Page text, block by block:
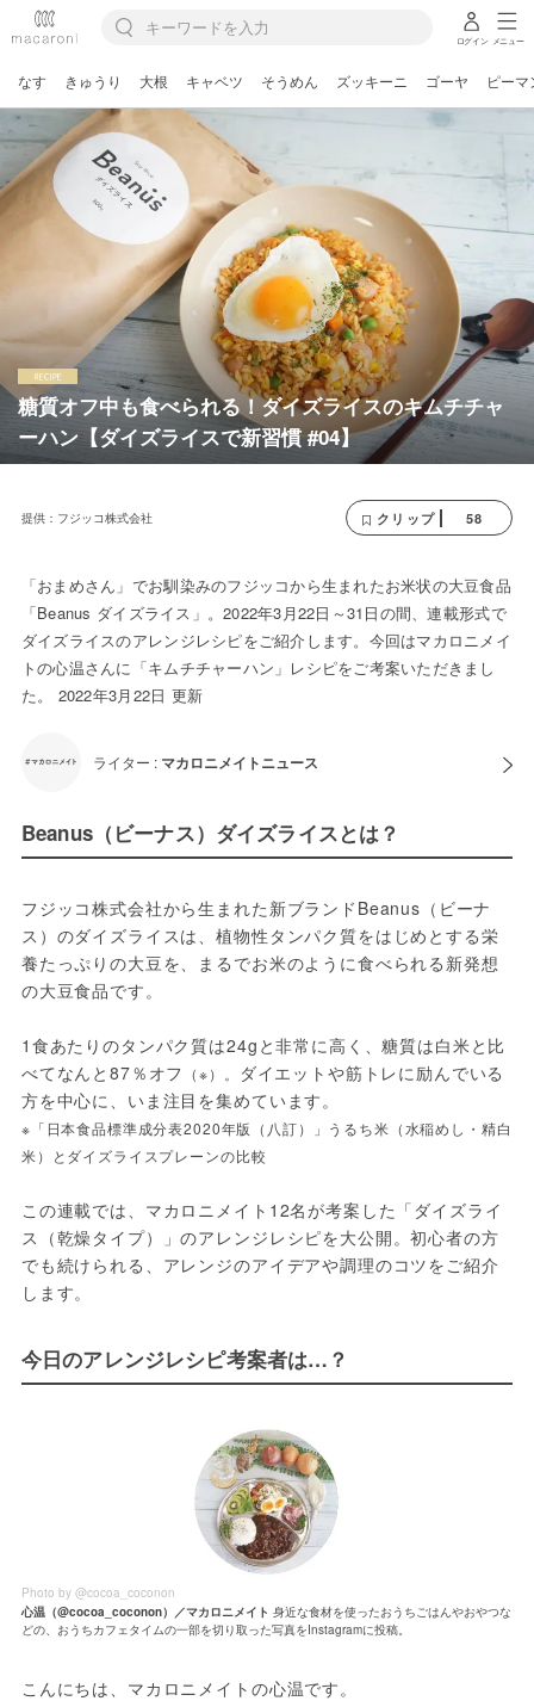
ログイン メニュー
なす きゅうり 大根 キャベツ そうめん ズッキーニ ゴーヤ ピーマ
糖質オフ中も食べられる！ダイズライスのキムチチャ
ーハン【ダイズライスで新習慣 #04】
提供：フジッコ株式会社 クリップ 58
「おまめさん」でお馴染みのフジッコから生まれたお米状の大豆食品
「Beanus ダイズライス」。2022年3月22日～31日の間、連載形式で
ダイズライスのアレンジレシピをご紹介します。今回はマカロニメイ
トの心温さんに「キムチチャーハン」レシピをご考案いただきまし
た。 2022年3月22日 更新
ライター : マカロニメイトニュース
Beanus（ビーナス）ダイズライスとは？
フジッコ株式会社から生まれた新ブランドBeanus（ビーナ
ス）のダイズライスは、植物性タンパク質をはじめとする栄
養たっぷりの⼤⾖を、まるでお⽶のように⾷べられる新発想
の⼤⾖⾷品です。
1⾷あたりのタンパク質は24gと⾮常に⾼く、糖質は⽩⽶と⽐
べてなんと87％オフ （※）。
ダイエットや筋トレに励んでいる
⽅を中⼼に、いま注⽬を集めています。
※「日本食品標準成分表2020年版（八訂）」うるち米（水稲めし・精白
米）とダイズライスプレーンの比較
この連載では、マカロニメイト12名が考案した「ダイズライ
ス（乾燥タイプ）」のアレンジレシピを⼤公開。初⼼者の⽅
でも続けられる、アレンジのアイデアや調理のコツをご紹介
します。
今日のアレンジレシピ考案者は…？
Photo by @cocoa_coconon
心温（@cocoa_coconon）／マカロニメイト 身近な食材を使ったおうちごはんやおやつな
どの、おうちカフェタイムの一部を切り取った写真をInstagramに投稿。
こんにちは、マカロニメイトの心温です。